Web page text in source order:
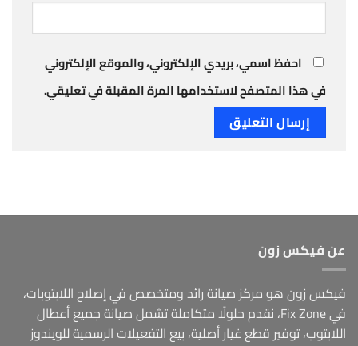
احفظ اسمي، بريدي الإلكتروني، والموقع الإلكتروني
في هذا المتصفح لاستخدامها المرة المقبلة في تعليقي.
عن فيكس زون
فيكس زون هو مركز صيانة رائد ومتخصص في إصلاح اللابتوبات،
في Fix Zone، نقدم حلولًا متكاملة تشمل صيانة جميع أعطال
اللابتوب، توفير قطع غيار أصلية، بيع التفعيلات الرسمية للويندوز